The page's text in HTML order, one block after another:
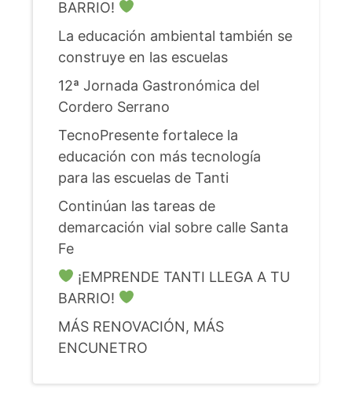
BARRIO!
La educación ambiental también se
construye en las escuelas
12ª Jornada Gastronómica del
Cordero Serrano
TecnoPresente fortalece la
educación con más tecnología
para las escuelas de Tanti
Continúan las tareas de
demarcación vial sobre calle Santa
Fe
¡EMPRENDE TANTI LLEGA A TU
BARRIO!
MÁS RENOVACIÓN, MÁS
ENCUNETRO